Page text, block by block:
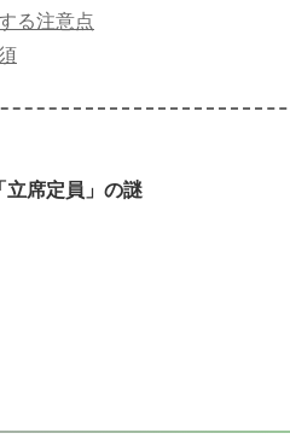
る注意点
立席定員」の謎